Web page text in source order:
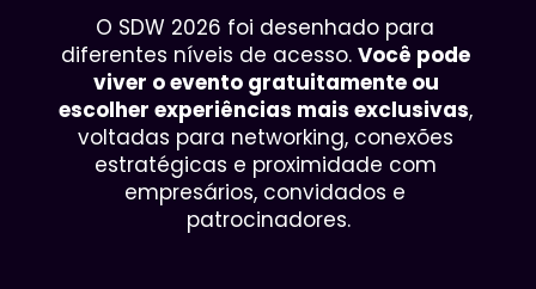
O SDW 2026 foi desenhado para
diferentes níveis de acesso. Você pode
viver o evento gratuitamente ou
escolher experiências mais exclusivas,
voltadas para networking, conexões
estratégicas e proximidade com
empresários, convidados e
patrocinadores.